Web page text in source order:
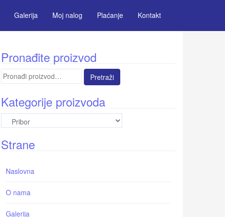
Galerija Moj nalog Plaćanje Kontakt
Pronađite proizvod
Pretraga
Kategorije proizvoda
Strane
Naslovna
O nama
Galerija